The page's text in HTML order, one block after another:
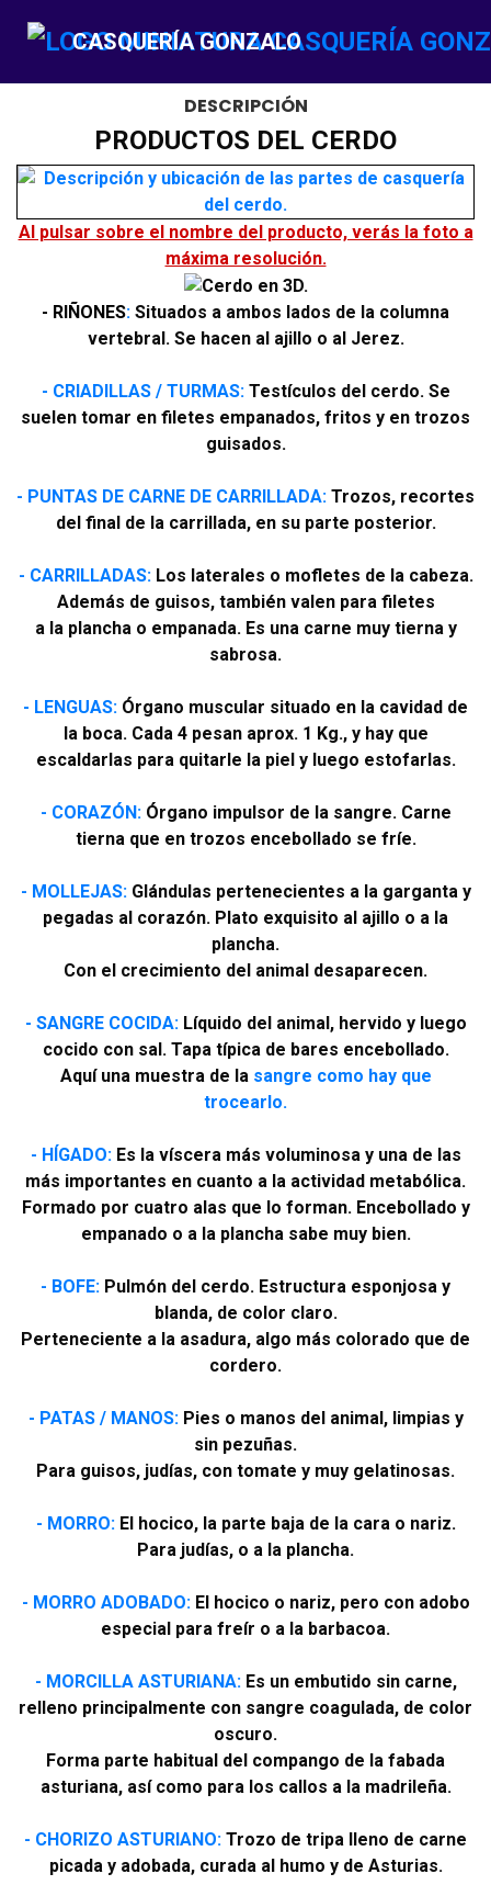
CASQUERÍA GONZALO
DESCRIPCIÓN
PRODUCTOS DEL CERDO
Al pulsar sobre el nombre del producto, verás la foto a
máxima resolución.
- RIÑONES: Situados a ambos lados de la columna
vertebral. Se hacen al ajillo o al Jerez.
- CRIADILLAS / TURMAS:Testículos del cerdo. Se
suelen tomar en filetes empanados, fritos y en trozos
guisados.
- PUNTAS DE CARNE DE CARRILLADA: Trozos, recortes
del final de la carrillada, en su parte posterior.
- CARRILLADAS:Los laterales o mofletes de la cabeza.
Además de guisos, también valen para filetes
a la plancha o empanada. Es una carne muy tierna y
sabrosa.
- LENGUAS: Órgano muscular situado en la cavidad de
la boca. Cada 4 pesan aprox. 1 Kg., y hay que
escaldarlas para quitarle la piel y luego estofarlas.
- CORAZÓN:Órgano impulsor de la sangre. Carne
tierna que en trozos encebollado se fríe.
- MOLLEJAS:Glándulas pertenecientes a la garganta y
pegadas al corazón. Plato exquisito al ajillo o a la
plancha.
Con el crecimiento del animal desaparecen.
- SANGRE COCIDA: Líquido del animal, hervido y luego
cocido con sal. Tapa típica de bares encebollado.
Aquí una muestra de la sangre como hay que
trocearlo.
- HÍGADO:Es la víscera más voluminosa y una de las
más importantes en cuanto a la actividad metabólica.
Formado por cuatro alas que lo forman. Encebollado y
empanado o a la plancha sabe muy bien.
- BOFE: Pulmón del cerdo. Estructura esponjosa y
blanda, de color claro.
Perteneciente a la asadura, algo más colorado que de
cordero.
- PATAS / MANOS:Pies o manos del animal, limpias y
sin pezuñas.
Para guisos, judías, con tomate y muy gelatinosas.
- MORRO:El hocico, la parte baja de la cara o nariz.
Para judías, o a la plancha.
- MORRO ADOBADO:El hocico o nariz, pero con adobo
especial para freír o a la barbacoa.
- MORCILLA ASTURIANA:Es un embutido sin carne,
relleno principalmente con sangre coagulada, de color
oscuro.
Forma parte habitual del compango de la fabada
asturiana, así como para los callos a la madrileña.
- CHORIZO ASTURIANO: Trozo de tripa lleno de carne
picada y adobada, curada al humo y de Asturias.